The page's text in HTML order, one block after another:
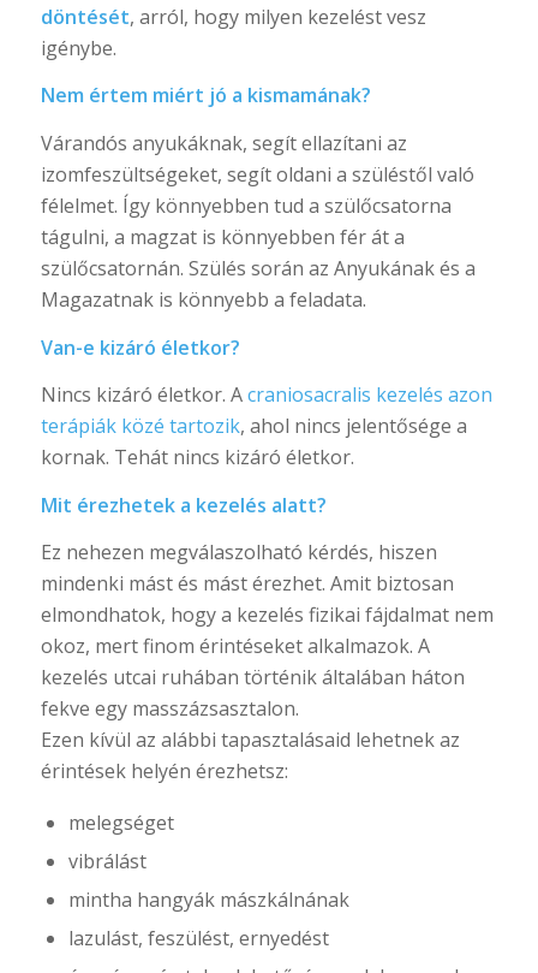
döntését, arról, hogy milyen kezelést vesz
igénybe.
Nem értem miért jó a kismamának?
Várandós anyukáknak, segít ellazítani az
izomfeszültségeket, segít oldani a szüléstől való
félelmet. Így könnyebben tud a szülőcsatorna
tágulni, a magzat is könnyebben fér át a
szülőcsatornán. Szülés során az Anyukának és a
Magazatnak is könnyebb a feladata.
Van-e kizáró életkor?
Nincs kizáró életkor. Acraniosacralis kezelés azon
terápiák közé tartozik, ahol nincs jelentősége a
kornak. Tehát nincs kizáró életkor.
Mit érezhetek a kezelés alatt?
Ez nehezen megválaszolható kérdés, hiszen
mindenki mást és mást érezhet. Amit biztosan
elmondhatok, hogy a kezelés fizikai fájdalmat nem
okoz, mert finom érintéseket alkalmazok. A
kezelés utcai ruhában történik általában háton
fekve egy masszázsasztalon.
Ezen kívül az alábbi tapasztalásaid lehetnek az
érintések helyén érezhetsz:
melegséget
vibrálást
mintha hangyák mászkálnának
lazulást, feszülést, ernyedést